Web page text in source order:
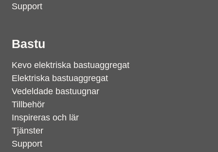
Support
Bastu
Kevo elektriska bastuaggregat
Elektriska bastuaggregat
Vedeldade bastuugnar
Tillbehör
Inspireras och lär
Tjänster
Support